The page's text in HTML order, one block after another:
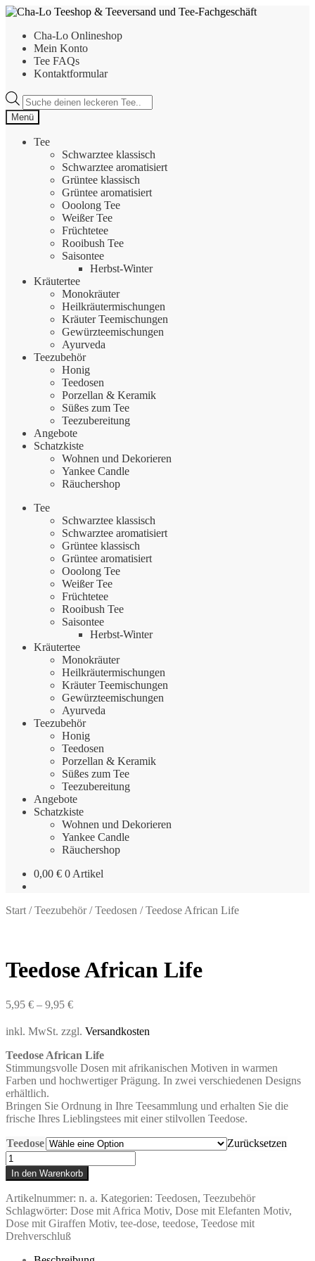
Zur
springen
Zum
springenCha-Lo Onlineshop
Mein Konto
Tee FAQs
Kontaktformular
Products
search
Menü
Tee
Schwarztee klassisch
Schwarztee aromatisiert
Grüntee klassisch
Grüntee aromatisiert
Ooolong Tee
Weißer Tee
Früchtetee
Rooibush Tee
Saisontee
Herbst-Winter
Kräutertee
Monokräuter
Heilkräutermischungen
Kräuter Teemischungen
Gewürzteemischungen
Ayurveda
Teezubehör
Honig
Teedosen
Porzellan & Keramik
Süßes zum Tee
Teezubereitung
Angebote
Schatzkiste
Wohnen und Dekorieren
Yankee Candle
Räuchershop
Tee
Schwarztee klassisch
Schwarztee aromatisiert
Grüntee klassisch
Grüntee aromatisiert
Ooolong Tee
Weißer Tee
Früchtetee
Rooibush Tee
Saisontee
Herbst-Winter
Kräutertee
Monokräuter
Heilkräutermischungen
Kräuter Teemischungen
Gewürzteemischungen
Ayurveda
Teezubehör
Honig
Teedosen
Porzellan & Keramik
Süßes zum Tee
Teezubereitung
Angebote
Schatzkiste
Wohnen und Dekorieren
Yankee Candle
Räuchershop
0,00 € 0 Artikel
Start /Teezubehör/Teedosen /Teedose African Life
Teedose African Life
5,95 € – 9,95 €
inkl. MwSt. zzgl. Versandkosten
Teedose African Life
Stimmungsvolle Dosen mit afrikanischen Motiven in warmen
Farben und hochwertiger Prägung. In zwei verschiedenen Designs
erhältlich.
Bringen Sie Ordnung in Ihre Teesammlung und erhalten Sie die
frische Ihres Lieblingstees mit einer stilvollen Teedose.
Teedose
Zurücksetzen
Teedose
African
Life
Menge
In den Warenkorb
Artikelnummer: n. a. Kategorien: Teedosen, Teezubehör
Schlagwörter: Dose mit Africa Motiv, Dose mit Elefanten Motiv,
Dose mit Giraffen Motiv, tee-dose, teedose, Teedose mit
Drehverschluß